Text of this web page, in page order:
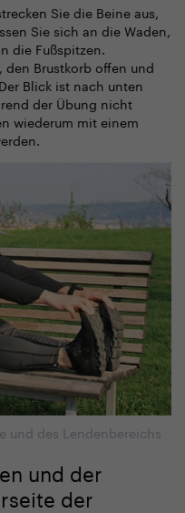
Sie die Beine aus,
Sie sich an die Waden,
die Fußspitzen.
den Brustkorb offen und
Blick ist nach unten
der Übung nicht
wiederum mit einem
und des Lendenbereichs
und der
der